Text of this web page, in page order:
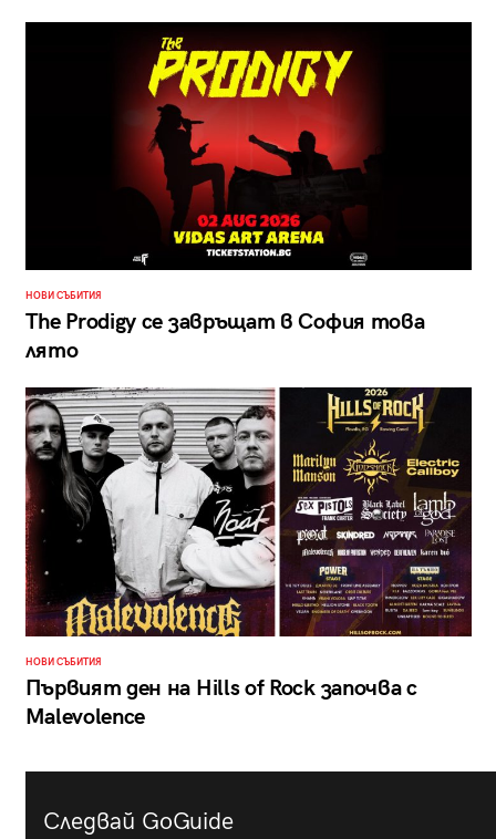
НОВИ СЪБИТИЯ
The Prodigy се завръщат в София това
лято
НОВИ СЪБИТИЯ
Първият ден на Hills of Rock започва с
Malevolence
Следвай GoGuide